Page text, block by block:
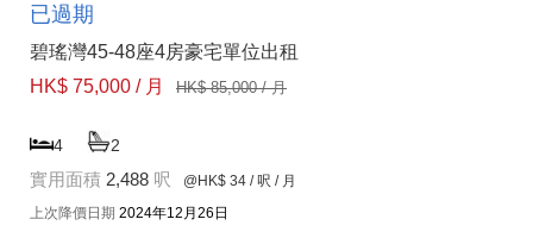
已過期
碧瑤灣45-48座4房豪宅單位出租
HK$ 75,000 / 月
HK$ 85,000 / 月
4 2
實用面積 2,488 呎 @HK$ 34 / 呎 / 月
上次降價日期 2024年12月26日